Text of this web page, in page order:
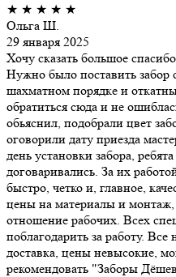
★ ★ ★ ★ ★
Ольга Ш.
29 января 2025
Хочу сказать большое
Нужно было поставить забор
шахматном порядке и
обратиться сюда и не
обьяснил, подобрали цвет
оговорили дату приезда
день установки забора,
договаривались. За их
быстро, четко и, главное,
цены на материалы и монтаж,
отношение рабочих. Всех
поблагодарить за работу.
доставка, цены невысокие,
рекомендовать "Заборы